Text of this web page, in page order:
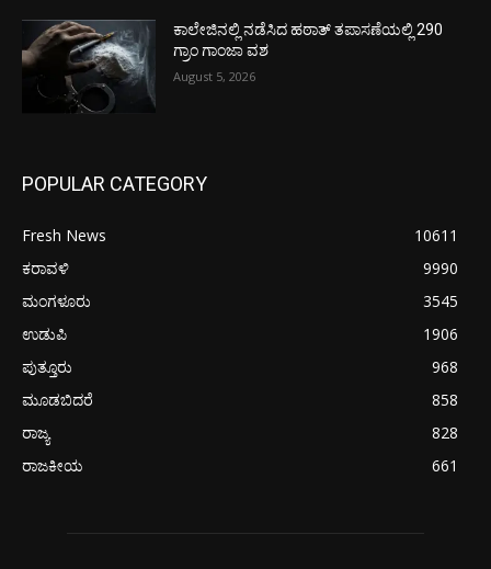
ಕಾಲೇಜಿನಲ್ಲಿ ನಡೆಸಿದ ಹಠಾತ್ ತಪಾಸಣೆಯಲ್ಲಿ 290
ಗ್ರಾಂ ಗಾಂಜಾ ವಶ
August 5, 2026
POPULAR CATEGORY
Fresh News
10611
ಕರಾವಳಿ
9990
ಮಂಗಳೂರು
3545
ಉಡುಪಿ
1906
ಪುತ್ತೂರು
968
ಮೂಡಬಿದರೆ
858
ರಾಜ್ಯ
828
ರಾಜಕೀಯ
661